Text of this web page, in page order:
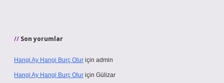
Son yorumlar
Hangi Ay Hangi Burç Olur için admin
Hangi Ay Hangi Burç Olur için Gülizar